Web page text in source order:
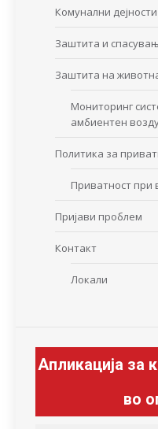
Комунални дејности
Заштита и
Заштита на
Мониторинг
амбиентен
Политика за
Приватност
Пријави проблем
Контакт
Локали
Апликација за
во